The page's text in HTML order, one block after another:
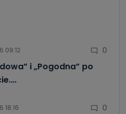
09:12 0
i „Pogodna” po
18:16 0